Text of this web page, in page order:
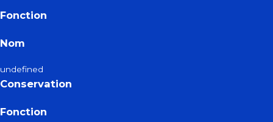
Fonction
Nom
undefined
Conservation
Fonction